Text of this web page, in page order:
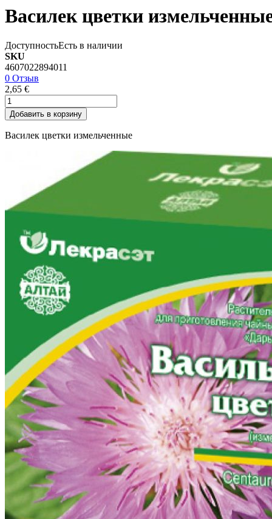
Василек цветки
ДоступностьЕсть в наличии
SKU
4607022894011
0 Отзыв
2,65 €
Добавить в корзину
Василек цветки измельченные